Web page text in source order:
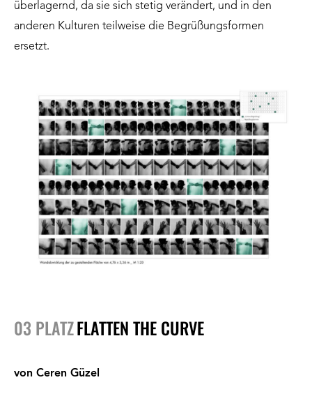
überlagernd, da sie sich stetig verändert, und in den
anderen Kulturen teilweise die Begrüßungsformen
ersetzt.
03 PLATZFLATTEN THE CURVE
von Ceren Güzel